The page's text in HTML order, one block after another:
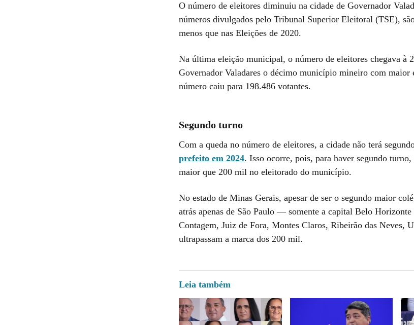
O número de eleitores diminuiu na cidade de Governador
números divulgados pelo Tribunal Superior Eleitoral (TSE),
menos que nas Eleições de 2020.
Na última eleição municipal, o número de eleitores chegava à
Governador Valadares o décimo município mineiro com maior
número caiu para 198.486 votantes.
Segundo turno
Com a queda no número de eleitores, a cidade não terá
prefeito em 2024. Isso ocorre, pois, para haver segundo
maior que 200 mil no eleitorado do município.
No estado de Minas Gerais, apesar de ser o segundo maior
atrás apenas de São Paulo — somente a capital Belo Horizonte
Contagem, Juiz de Fora, Montes Claros, Ribeirão das Neves,
ultrapassam a marca dos 200 mil.
Leia também